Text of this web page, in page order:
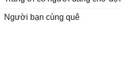
Người bạn cùng quê